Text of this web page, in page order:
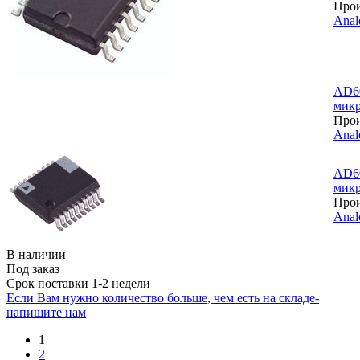
В наличии
Под заказ
Срок поставки 1-2 недели
Если Вам нужно количество больше, чем есть на складе-
напишите нам
1
2